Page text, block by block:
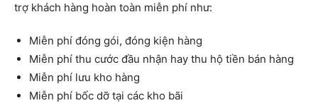
trợ khách hàng hoàn toàn miễn phí như:
Miễn phí đóng gói, đóng kiện hàng
Miễn phí thu cước đầu nhận hay thu hộ tiền bán hàng
Miễn phí lưu kho hàng
Miễn phí bốc dỡ tại các kho bãi